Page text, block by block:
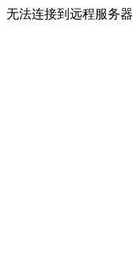
无法连接到远程服务器